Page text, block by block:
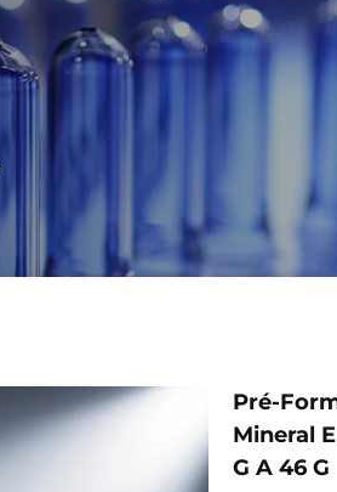
Pré-
Mineral
G A 46 G